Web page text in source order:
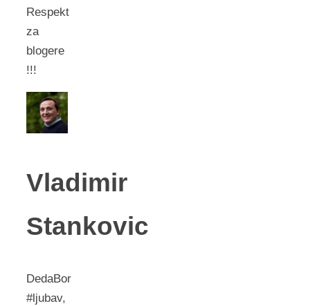
Respekt
za
blogere
!!!
Vladimir
Stankovic
DedaBor
#ljubav,